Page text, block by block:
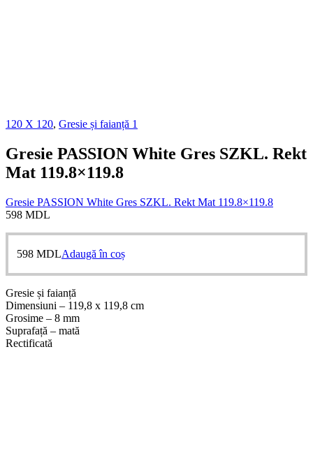
120 X 120, Gresie și faianță 1
Gresie PASSION White Gres SZKL. Rekt
Mat 119.8×119.8
Gresie PASSION White Gres SZKL. Rekt Mat 119.8×119.8
598 MDL
598 MDLAdaugă în coș
Gresie și faianță
Dimensiuni – 119,8 x 119,8 cm
Grosime – 8 mm
Suprafață – mată
Rectificată